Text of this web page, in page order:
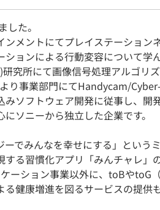
た。
ンメントにてプレイステーション
ョンによる行動変容について学
究所にて画像信号処理アルゴリ
り事業部門にてHandycam/
みソフトウェア開発に従事し、開
ソニーから独立した企業です。
でみんなを幸せにする」という
る習慣化アプリ「みんチャレ」
ーション事業以外に、toBやtoG
健康増進を図るサービスの提供